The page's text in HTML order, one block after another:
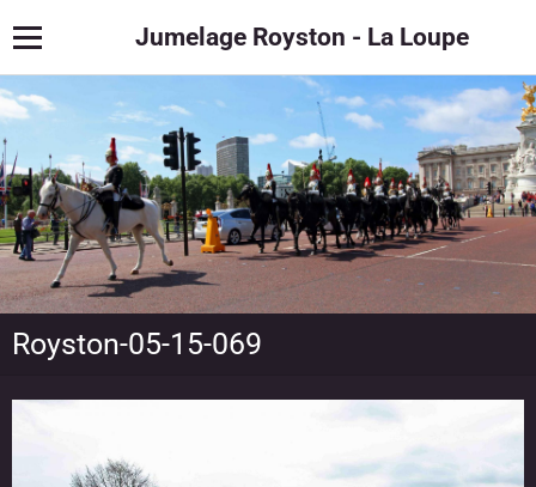
Jumelage Royston - La Loupe
Royston-05-15-069